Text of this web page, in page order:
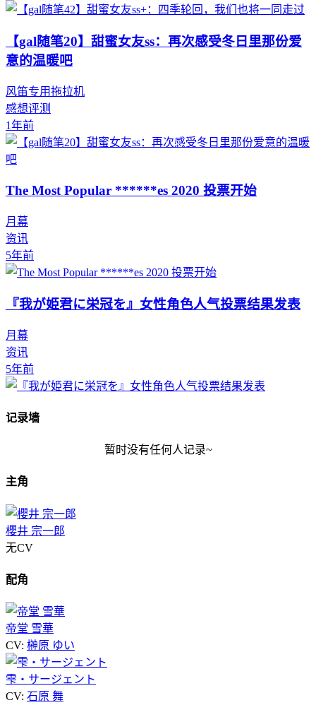
【gal随笔20】甜蜜女友ss：再次感受冬日里那份爱
意的温暖吧
风笛专用拖拉机
感想评测
1年前
The Most Popular ******es 2020 投票开始
月幕
资讯
5年前
『我が姫君に栄冠を』女性角色人气投票结果发表
月幕
资讯
5年前
记录墙
暂时没有任何人记录~
主角
櫻井 宗一郎
无CV
配角
帝堂 雪華
CV: 榊原 ゆい
雫・サージェント
CV: 石原 舞